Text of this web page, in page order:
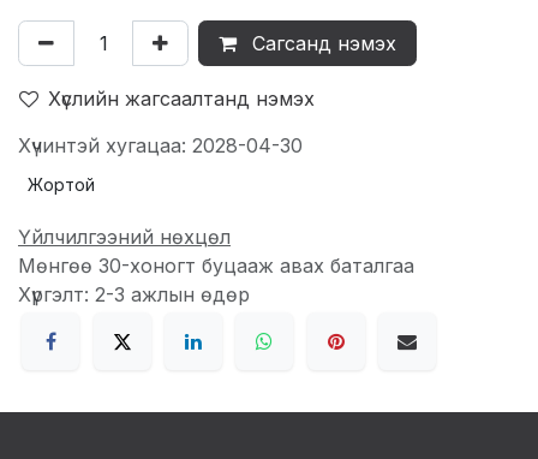
Сагсанд нэмэх
Хүслийн жагсаалтанд нэмэх
Хүчинтэй хугацаа: 2028-04-30
Жортой
Үйлчилгээний нөхцөл
Мөнгөө 30-хоногт буцааж авах баталгаа
Хүргэлт: 2-3 ажлын өдөр